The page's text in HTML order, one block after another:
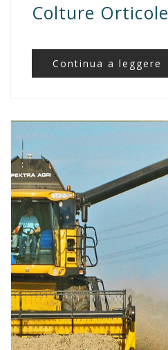
Colture Orticole
Continua a leggere